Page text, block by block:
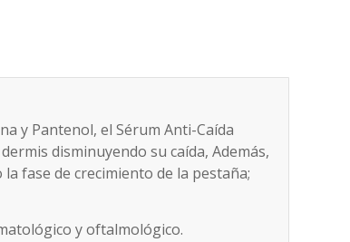
y Pantenol, el Sérum Anti-Caída
disminuyendo su caída, Además,
fase de crecimiento de la pestaña;
y oftalmológico.